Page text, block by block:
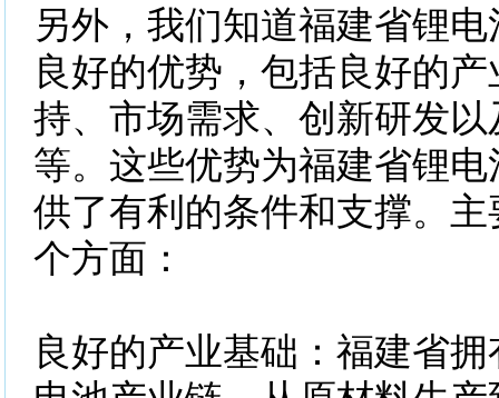
另外，我们知道福建省锂
良好的优势，包括良好的
持、市场需求、创新研发
等。这些优势为福建省锂
供了有利的条件和支撑。
个方面：
良好的产业基础：福建省